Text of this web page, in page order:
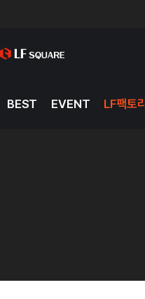
BEST EVENT LF팩토리